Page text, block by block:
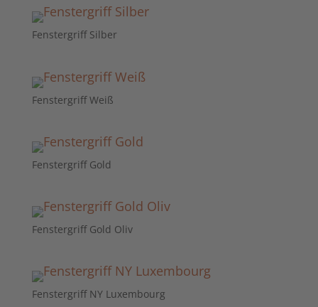
Fenstergriff Silber
Fenstergriff Weiß
Fenstergriff Gold
Fenstergriff Gold Oliv
Fenstergriff NY Luxembourg